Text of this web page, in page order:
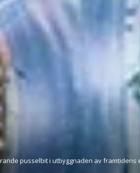
pusselbit i utbyggnaden av framtidens